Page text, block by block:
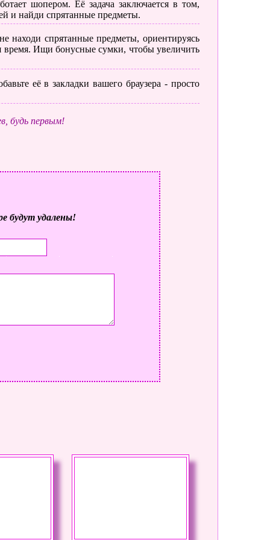
шопером. Её задача заключается в том,
и найди спрятанные предметы.
спрятанные предметы, ориентируясь
время. Ищи бонусные сумки, чтобы увеличить
её в закладки вашего браузера - просто
будь первым!
будут удалены!